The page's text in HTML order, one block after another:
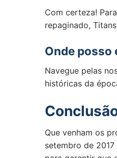
Com certeza!
repaginado,
Onde posso
Navegue pelas
históricas da
Que venham os
setembro de